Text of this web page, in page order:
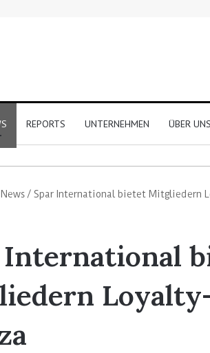
REPORTS UNTERNEHMEN ÜBER UNS
News / Spar International bietet Mitgliedern
International